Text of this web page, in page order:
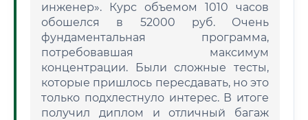
инженер». Курс объемом 1010 часов
обошелся в 52000 руб. Очень
фундаментальная программа,
потребовавшая максимум
концентрации. Были сложные тесты,
которые пришлось пересдавать, но это
только подхлестнуло интерес. В итоге
получил диплом и отличный багаж